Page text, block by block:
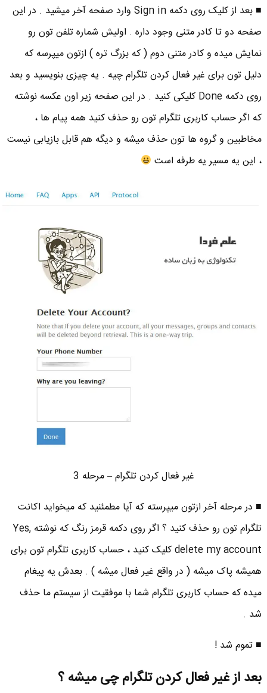
■ بعد از کلیک روی دکمه Sign in وارد صفحه آخر میشید . در این
صفحه دو تا کادر متنی وجود داره . اولیش شماره تلفن تون رو
نمایش میده و کادر متنی دوم ( که بزرگ تره ) ازتون میپرسه که
دلیل تون برای غیر فعال کردن تلگرام چیه . یه چیزی بنویسید و بعد
روی دکمه Done کلیکی کنید . در این صفحه زیر اون عکسه نوشته
که اگر حساب کاربری تلگرام تون رو حذف کنید همه پیام ها ،
مخاطبین و گروه ها تون حذف میشه و دیگه هم قابل بازیابی نیست
، این یه مسیر یه طرفه است
غیر فعال کردن تلگرام – مرحله 3
■ در مرحله آخر ازتون میپرسته که آیا مطمئنید که میخواید اکانت
تلگرام تون رو حذف کنید ؟ اگر روی دکمه قرمز رنگ که نوشته Yes,
delete my account کلیک کنید ، حساب کاربری تلگرام تون برای
همیشه پاک میشه ( در واقع غیر فعال میشه ) . بعدش یه پیغام
میده که حساب کاربری تلگرام شما با موفقیت از سیستم ما حذف
شد .
■ تموم شد !
بعد از غیر فعال کردن تلگرام چی میشه ؟